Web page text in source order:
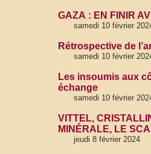
GAZA : EN FINIR
samedi 10 février
Rétrospective de
samedi 10 février
Les insoumis aux
échange
samedi 10 février
VITTEL,
MINÉRALE, LE
jeudi 8 février 2024